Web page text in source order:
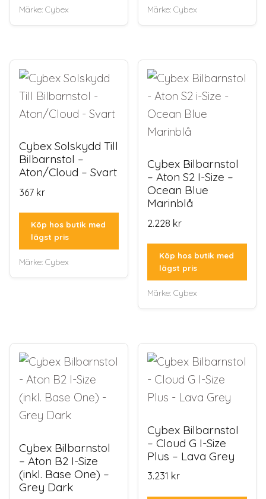
Märke: Cybex Märke:Cybex
Cybex Solskydd Till
Bilbarnstol –
Aton/Cloud – Svart
367 kr
Köp hos butik med
lägst pris
Märke: Cybex
Cybex Bilbarnstol
– Aton S2 I-Size –
Ocean Blue
Marinblå
2.228 kr
Köp hos butik med
lägst pris
Märke:Cybex
Cybex Bilbarnstol
– Aton B2 I-Size
(inkl. Base One) –
Grey Dark
Cybex Bilbarnstol
– Cloud G I-Size
Plus – Lava Grey
3.231 kr